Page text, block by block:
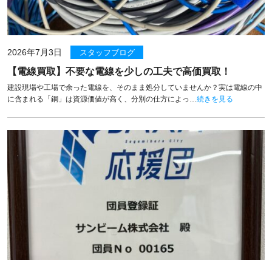
2026年7月3日 スタッフブログ
【電線買取】不要な電線を少しの工夫で高価買取！
建設現場や工場で余った電線を、そのまま処分していませんか？実は電線の中
に含まれる「銅」は資源価値が高く、分別の仕方によっ… 続きを見る